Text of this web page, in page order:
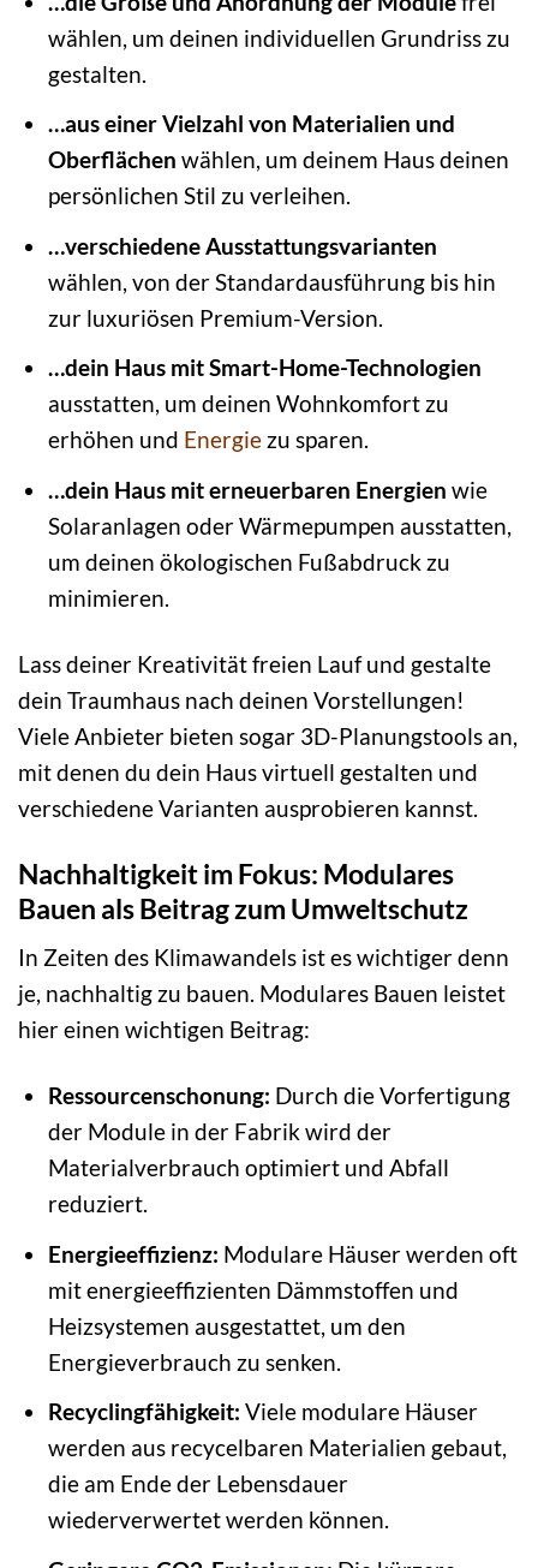
wählen, um deinen individuellen Grundriss zu
gestalten.
…aus einer Vielzahl von Materialien und
Oberflächen wählen, um deinem Haus deinen
persönlichen Stil zu verleihen.
…verschiedene Ausstattungsvarianten
wählen, von der Standardausführung bis hin
zur luxuriösen Premium-Version.
…dein Haus mit Smart-Home-Technologien
ausstatten, um deinen Wohnkomfort zu
erhöhen und Energiezu sparen.
…dein Haus mit erneuerbaren Energien wie
Solaranlagen oder Wärmepumpen ausstatten,
um deinen ökologischen Fußabdruck zu
minimieren.
Lass deiner Kreativität freien Lauf und gestalte
dein Traumhaus nach deinen Vorstellungen!
Viele Anbieter bieten sogar 3D-Planungstools an,
mit denen du dein Haus virtuell gestalten und
verschiedene Varianten ausprobieren kannst.
Nachhaltigkeit im Fokus: Modulares
Bauen als Beitrag zum Umweltschutz
In Zeiten des Klimawandels ist es wichtiger denn
je, nachhaltig zu bauen. Modulares Bauen leistet
hier einen wichtigen Beitrag:
Ressourcenschonung: Durch die Vorfertigung
der Module in der Fabrik wird der
Materialverbrauch optimiert und Abfall
reduziert.
Energieeffizienz: Modulare Häuser werden oft
mit energieeffizienten Dämmstoffen und
Heizsystemen ausgestattet, um den
Energieverbrauch zu senken.
Recyclingfähigkeit: Viele modulare Häuser
werden aus recycelbaren Materialien gebaut,
die am Ende der Lebensdauer
wiederverwertet werden können.